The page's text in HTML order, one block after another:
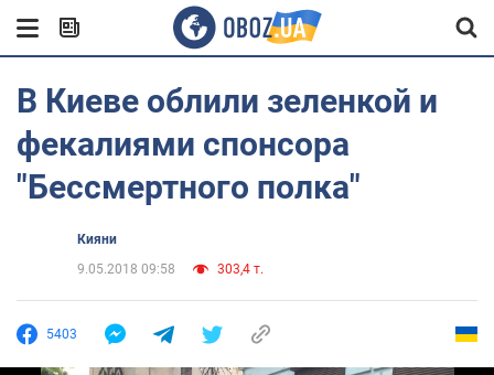
В Киеве облили зеленкой и
фекалиями спонсора
"Бессмертного полка"
Кияни
9.05.2018 09:58
303,4 т.
5403